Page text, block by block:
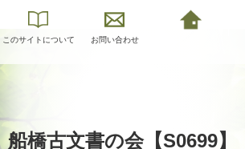
このサイトについて お問い合わせ
船橋古文書の会【S0699】